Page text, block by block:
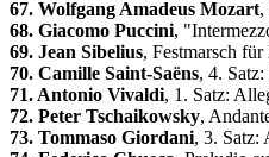
67. Wolfgang Amadeus Mozart,
68. Giacomo Puccini,
69. Jean Sibelius, Festmarsch
70. Camille Saint-Saëns, 4.
71. Antonio Vivaldi, 1. Satz:
72. Peter Tschaikowsky,
73. Tommaso Giordani, 3. Satz: